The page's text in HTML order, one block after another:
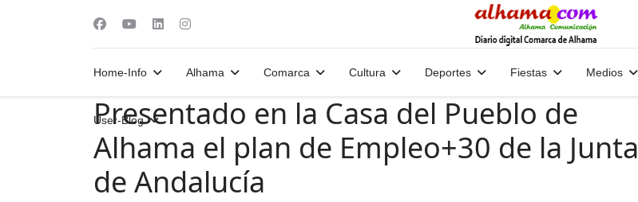
Home-Info Alhama Comarca Cultura Deportes Fiestas Medios
User-Blog
Presentado en la Casa del Pueblo de
Alhama el plan de Empleo+30 de la Junta
de Andalucía